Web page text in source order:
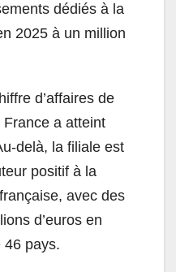
dédiés à la
2025 à un million
d’affaires de
a atteint
delà, la filiale est
positif à la
avec des
d’euros en
46 pays.